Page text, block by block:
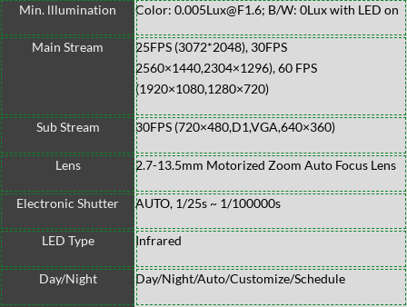
Min. lllumination Color: 0.005Lux@F1.6; B/W: 0Lux with LED on
Main Stream
25FPS (3072*2048), 30FPS
2560×1440,2304×1296), 60 FPS
(1920×1080,1280×720)
Sub Stream 30FPS (720×480,D1,VGA,640×360)
Lens 2.7-13.5mm Motorized Zoom Auto Focus Lens
Electronic Shutter AUTO, 1/25s ~ 1/100000s
LED Type Infrared
Day/Night Day/Night/Auto/Customize/Schedule